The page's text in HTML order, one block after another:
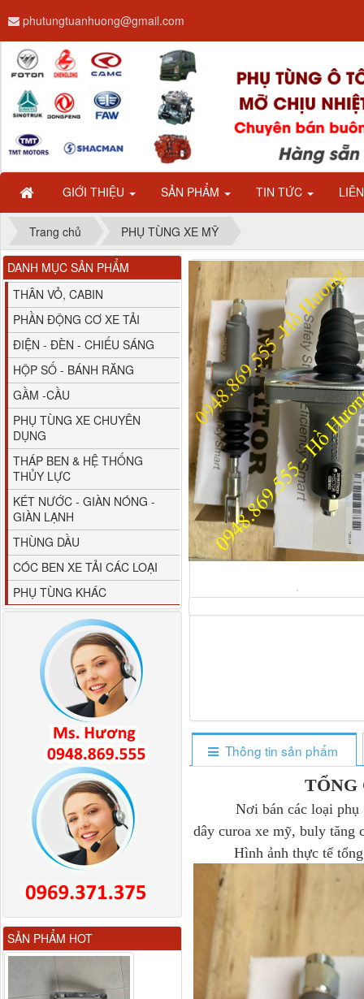
GIỚI THIỆU SẢN PHẨM TIN TỨC
phutungtuanhuong@gmail.com
Trang chủ PHỤ TÙNG XE MỸ
Thông tin sản phẩm
TỔNG
Nơi bán các loại phụ
dây curoa xe mỹ, buly tăng
Hình ảnh thực tế tổng
DANH MỤC SẢN PHẨM
THÂN VỎ, CABIN
PHẦN ĐỘNG CƠ XE TẢI
ĐIỆN - ĐÈN - CHIẾU SÁNG
HỘP SỐ - BÁNH RĂNG
GẦM -CẦU
PHỤ TÙNG XE CHUYÊN
DỤNG
THÁP BEN & HỆ THỐNG
THỦY LỰC
KÉT NƯỚC - GIÀN NÓNG -
GIÀN LẠNH
THÙNG DẦU
CÓC BEN XE TẢI CÁC LOẠI
PHỤ TÙNG KHÁC
SẢN PHẨM HOT
Dây ga CAMC H08 dài
2.68m
Bình nước phụ
Chenglong hải âu...
80YHCB-60 Bơm xăng
dầu 60m3/h...
M4610162101A0 Tapbi
cửa Thaco...
Gương chiếu hậu FAW
JH6 có sấy...